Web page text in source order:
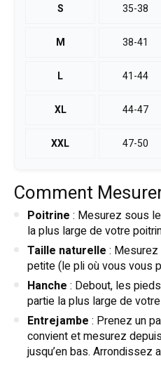
S 35-38
M 38-41
L 41-44
XL 44-47
XXL 47-50
Comment
Poitrine : Mesurez sous
la plus large de votre
Taille naturelle :
petite (le pli où vous vous
Hanche : Debout, les
partie la plus large de
Entrejambe : Prenez un
convient et mesurez
jusqu’en bas. Arrondissez